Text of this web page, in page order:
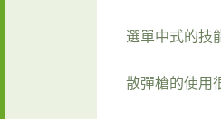
選單中式的技
散彈槍的使用